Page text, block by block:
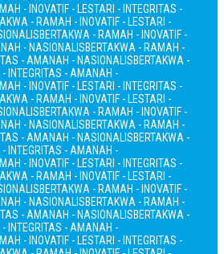
- INOVATIF - LESTARI - INTEGRITAS -
- RAMAH - INOVATIF - LESTARI -
BERTAKWA - RAMAH - INOVATIF -
- NASIONALISBERTAKWA - RAMAH -
- AMANAH - NASIONALISBERTAKWA -
INTEGRITAS - AMANAH -
- INOVATIF - LESTARI - INTEGRITAS -
- RAMAH - INOVATIF - LESTARI -
BERTAKWA - RAMAH - INOVATIF -
- NASIONALISBERTAKWA - RAMAH -
- AMANAH - NASIONALISBERTAKWA -
INTEGRITAS - AMANAH -
- INOVATIF - LESTARI - INTEGRITAS -
- RAMAH - INOVATIF - LESTARI -
BERTAKWA - RAMAH - INOVATIF -
- NASIONALISBERTAKWA - RAMAH -
- AMANAH - NASIONALISBERTAKWA -
INTEGRITAS - AMANAH -
- INOVATIF - LESTARI - INTEGRITAS -